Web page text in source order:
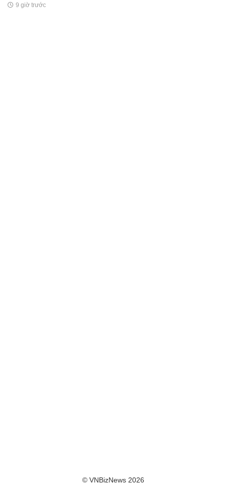
9 giờ trước
© VNBizNews 2026